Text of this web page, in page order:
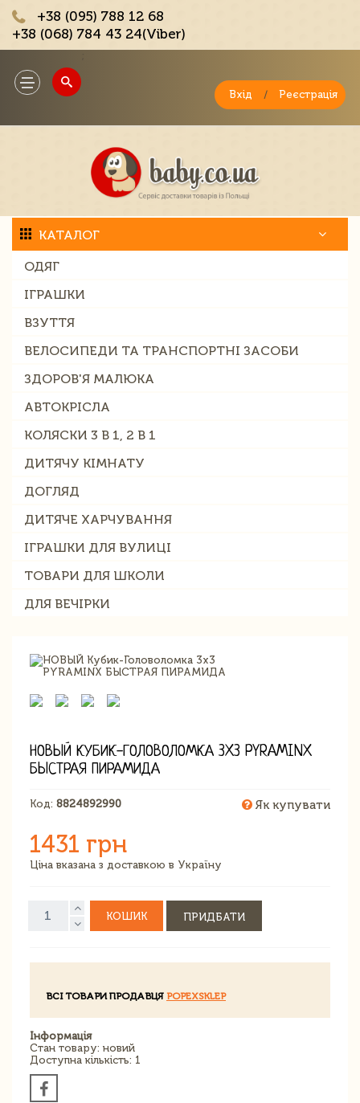
+38 (095) 788 12 68
+38 (068) 784 43 24(Viber)
Toggle
navigation
Вхід / Реєстрація
КАТАЛОГ
ОДЯГ
ІГРАШКИ
ВЗУТТЯ
ВЕЛОСИПЕДИ ТА ТРАНСПОРТНІ ЗАСОБИ
ЗДОРОВ'Я МАЛЮКА
АВТОКРІСЛА
КОЛЯСКИ 3 В 1, 2 В 1
ДИТЯЧУ КІМНАТУ
ДОГЛЯД
ДИТЯЧЕ ХАРЧУВАННЯ
ІГРАШКИ ДЛЯ ВУЛИЦІ
ТОВАРИ ДЛЯ ШКОЛИ
ДЛЯ ВЕЧІРКИ
НОВЫЙ КУБИК-ГОЛОВОЛОМКА 3X3 PYRAMINX
БЫСТРАЯ ПИРАМИДА
Код: 8824892990 Як купувати
1431 грн
Ціна вказана з доставкою в Україну
КОШИК ПРИДБАТИ
ВСІ ТОВАРИ ПРОДАВЦЯ POPEXSKLEP
Інформація
Стан товару: новий
Доступна кількість: 1